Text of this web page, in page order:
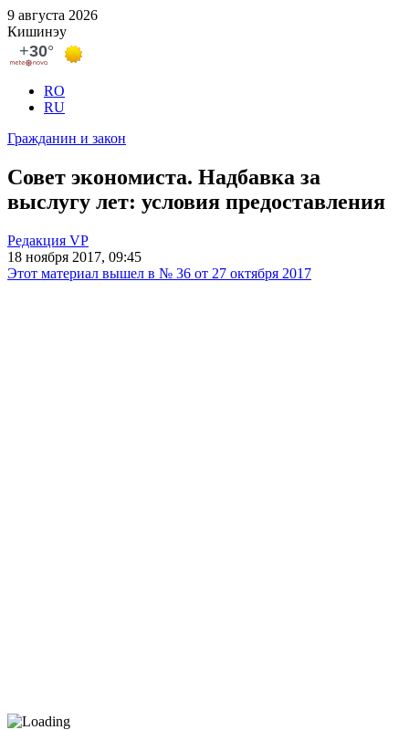
9 августа 2026
Кишинэу
RO
RU
Гражданин и закон
Совет экономиста. Надбавка за
выслугу лет: условия предоставления
Редакция VP
18 ноября 2017, 09:45
Этот материал вышел в № 36 от 27 октября 2017